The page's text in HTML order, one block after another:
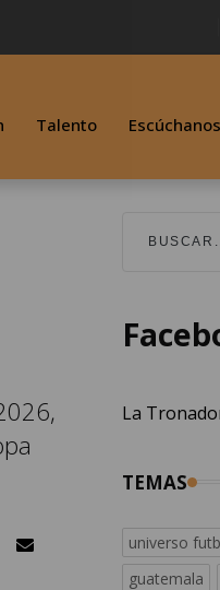
Talento Escúchanos
La
TEMAS
universo
guatemala